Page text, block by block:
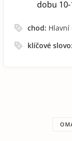
dobu
chod: Hlavní
klíčové